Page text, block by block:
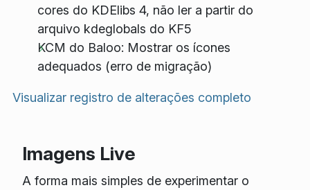
cores do KDElibs 4, não ler a partir do
arquivo kdeglobals do KF5
KCM do Baloo: Mostrar os ícones
adequados (erro de migração)
Visualizar registro de alterações completo
Imagens Live
A forma mais simples de experimentar o